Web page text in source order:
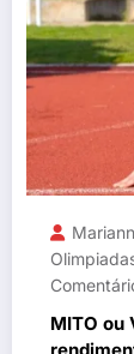
MITO ou